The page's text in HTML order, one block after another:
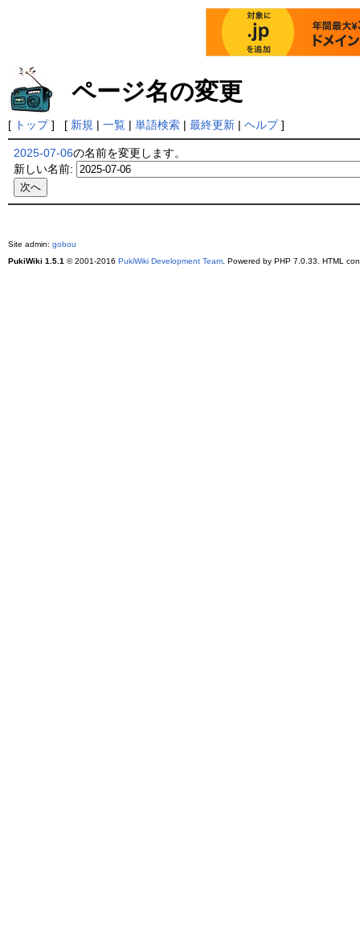
ページ名の変更
[ トップ] [ 新規 | 一覧 | 単語検索 | 最終更新 | ヘルプ]
2025-07-06の名前を変更します。
新しい名前:
Site admin: gobou
PukiWiki 1.5.1 © 2001-2016 PukiWiki Development Team . Powered by PHP 7.0.33. HTML